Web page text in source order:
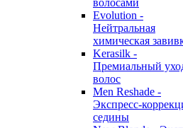
волосами
Evolution -
Нейтральная
химическая
Kerasilk -
Премиальный
волос
Men Reshade -
Экспресс-
седины